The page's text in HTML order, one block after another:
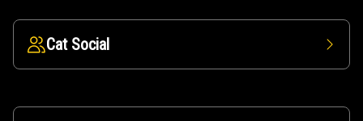
Cat Social